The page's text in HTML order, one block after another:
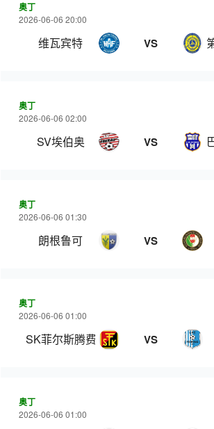
奥丁
2026-06-06 20:00
维瓦宾特 VS
奥丁
2026-06-06 02:00
SV埃伯奥 VS
奥丁
2026-06-06 01:30
朗根鲁可 VS
奥丁
2026-06-06 01:00
SK菲尔斯腾费尔德 VS
奥丁
2026-06-06 01:00